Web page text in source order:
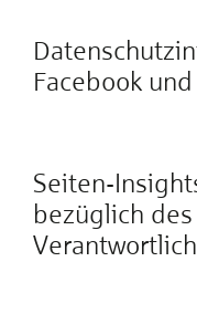
Facebook
Seiten-
bezüglich des